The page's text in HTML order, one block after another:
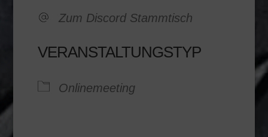
Zum Discord Stammtisch
VERANSTALTUNGSTYP
Onlinemeeting